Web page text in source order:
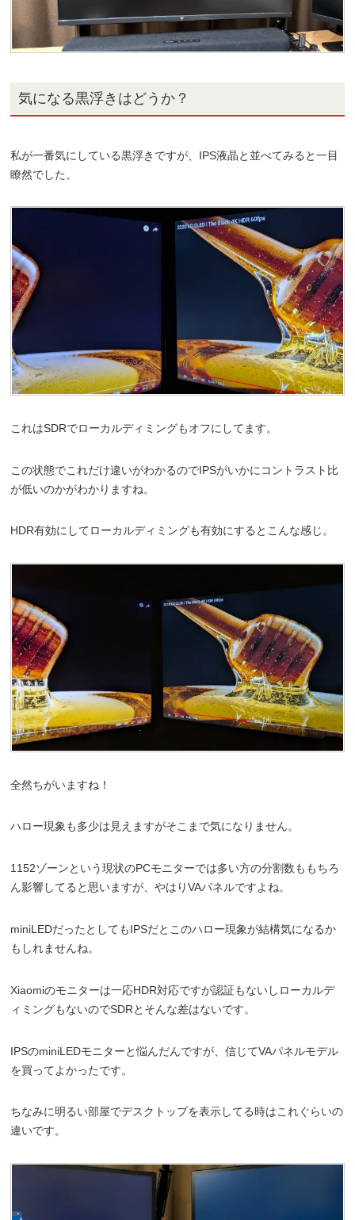
気になる黒浮きはどうか？
私が一番気にしている黒浮きですが、IPS液晶と並べてみると一目
瞭然でした。
これはSDRでローカルディミングもオフにしてます。
この状態でこれだけ違いがわかるのでIPSがいかにコントラスト比
が低いのかがわかりますね。
HDR有効にしてローカルディミングも有効にするとこんな感じ。
全然ちがいますね！
ハロー現象も多少は見えますがそこまで気になりません。
1152ゾーンという現状のPCモニターでは多い方の分割数ももちろ
ん影響してると思いますが、やはりVAパネルですよね。
miniLEDだったとしてもIPSだとこのハロー現象が結構気になるか
もしれませんね。
Xiaomiのモニターは一応HDR対応ですが認証もないしローカルデ
ィミングもないのでSDRとそんな差はないです。
IPSのminiLEDモニターと悩んだんですが、信じてVAパネルモデル
を買ってよかったです。
ちなみに明るい部屋でデスクトップを表示してる時はこれぐらいの
違いです。